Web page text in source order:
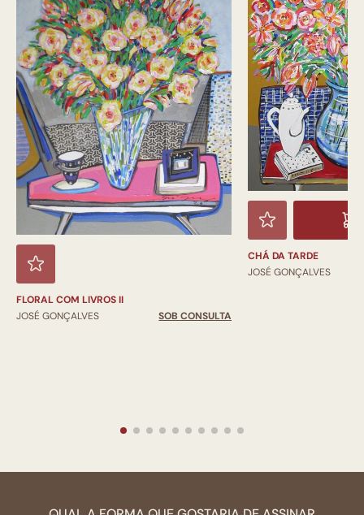
FLORAL COM LIVROS II
JOSÉ GONÇALVES
SOB CONSULTA
CHÁ DA TARDE
JOSÉ GONÇALVES